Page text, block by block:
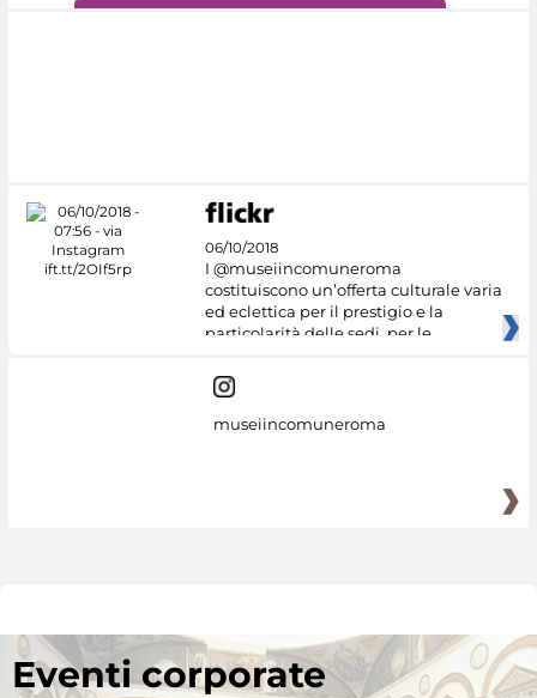
06/10/2018
I @museiincomuneroma
costituiscono un’offerta culturale varia
ed eclettica per il prestigio e la
particolarità delle sedi, per le
museiincomuneroma
Eventi corporate